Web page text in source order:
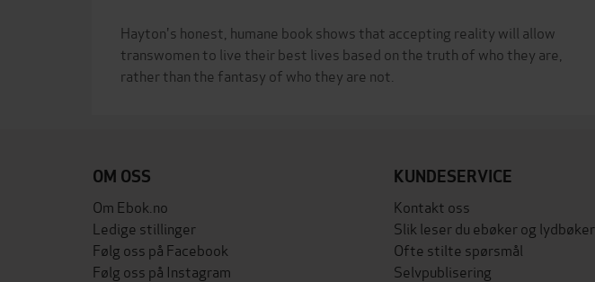
Hayton's honest, humane book shows that accepting reality will allow
transwomen to live their best lives based on the truth of who they are,
OM OSS
Om Ebok.no
Ledige stillinger
Følg oss på Facebook
Følg oss på Instagram
KUNDESERVICE
Kontakt oss
Slik leser du ebøker og lydbøker
Ofte stilte spørsmål
Selvpublisering